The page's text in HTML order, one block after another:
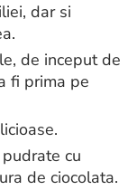
dar si
de inceput de
fi prima pe
cu
de ciocolata.